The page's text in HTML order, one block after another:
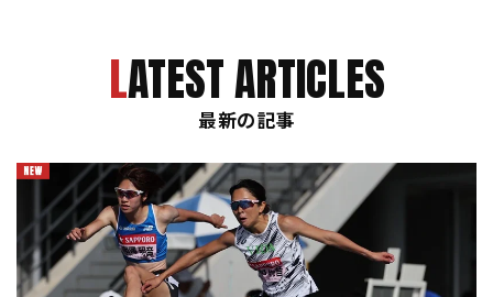
LATEST ARTICLES
最新の記事